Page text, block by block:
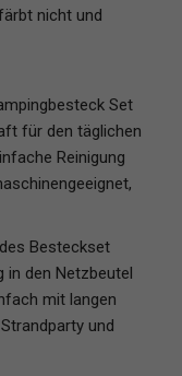
nicht und
Set
für den täglichen
Reinigung
Besteckset
in den Netzbeutel
mit langen
und